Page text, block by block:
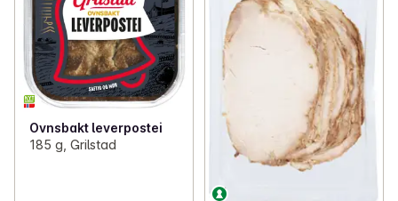
Ovnsbakt leverpostei
185 g, Grilstad